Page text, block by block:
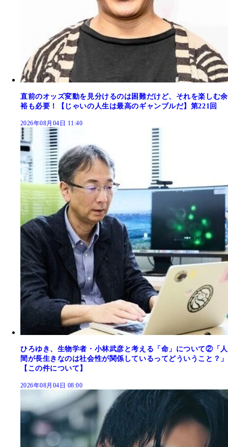
直前のオッズ変動を見分けるのは困難だけど、それを楽しむ余
裕も必要！【じゃいの人生は最高のギャンブルだ】第221回
2026年08月04日 11:40
ひろゆき、生物学者・小林武彦と考える「命」について②「人
間が長生きなのは社会性が関係しているってどういうこと？」
【この件について】
2026年08月04日 08:00